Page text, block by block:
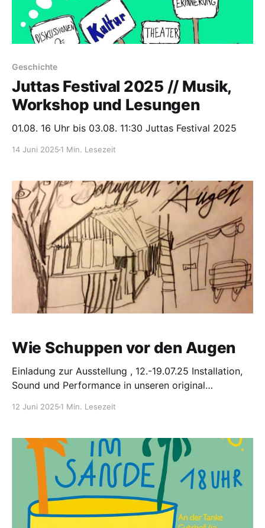
Geschichte
Juttas Festival 2025 // Musik,
Workshop und Lesungen
01.08. 16 Uhr bis 03.08. 11:30 Juttas Festival 2025
14 Juni 2025 1 Min. Lesezeit
Wie Schuppen vor den Augen
Einladung zur Ausstellung , 12.-19.07.25 Installation,
Sound und Performance in unseren original
wie ästhetischer Verfall, Schrebergarten als Dream
Space, Kleintierhaltung in Puppengrösse und wie
Mother Earth
12 Juni 2025 1 Min. Lesezeit